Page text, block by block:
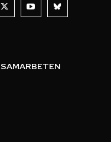
SAMARBETEN